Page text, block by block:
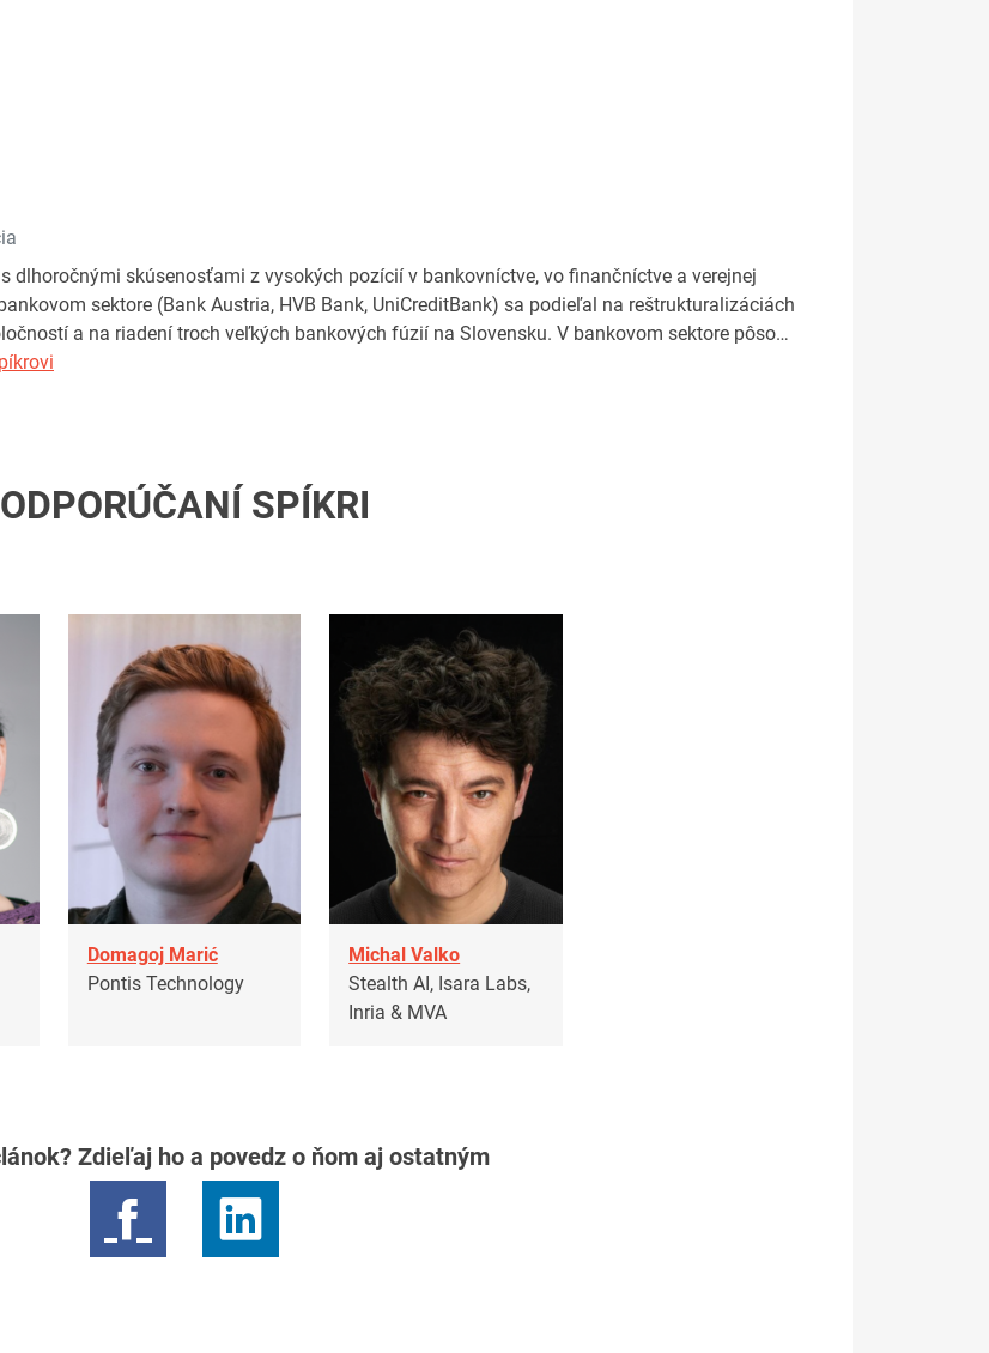
dlhoročnými skúsenosťami z vysokých pozícií v bankovníctve, vo finančníctve a verejnej
sektore (Bank Austria, HVB Bank, UniCreditBank) sa podieľal na reštrukturalizáciách
a na riadení troch veľkých bankových fúzií na Slovensku. V bankovom sektore pôso…
ODPORÚČANÍ SPÍKRI
Domagoj Marić
Pontis Technology
Michal Valko
Stealth AI, Isara Labs,
Inria & MVA
Zdieľaj ho a povedz o ňom aj ostatným